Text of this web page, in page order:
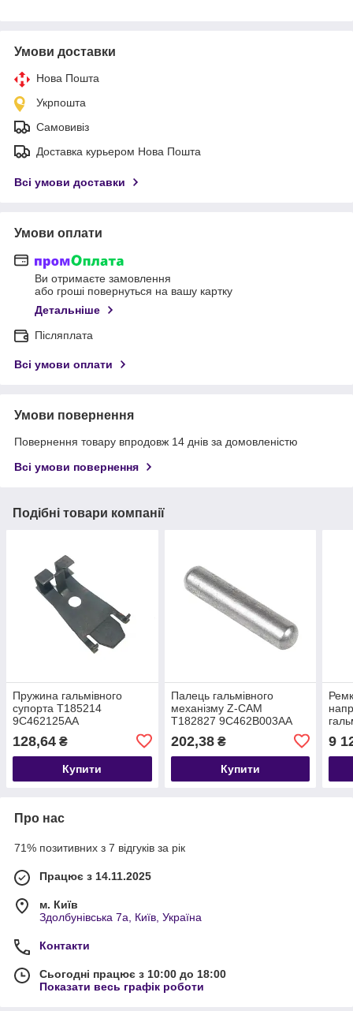
Умови доставки
Нова Пошта
Укрпошта
Самовивіз
Доставка курьером Нова Пошта
Всі умови доставки
Умови оплати
Ви отримаєте замовлення
або гроші повернуться на вашу картку
Детальніше
Післяплата
Всі умови оплати
Умови повернення
Повернення товару впродовж 14 днів за домовленістю
Всі умови повернення
Подібні товари компанії
Пружина гальмівного
супорта T185214
9C462125AA
128,64 ₴
Купити
Палець гальмівного
механізму Z-CAM
T182827 9C462B003AA
202,38₴
Купити
F-
9
Про нас
71% позитивних з 7 відгуків за рік
Працює з 14.11.2025
м. Київ
Здолбунівська 7а, Київ, Україна
Контакти
Сьогодні працює з 10:00 до 18:00
Показати весь графік роботи